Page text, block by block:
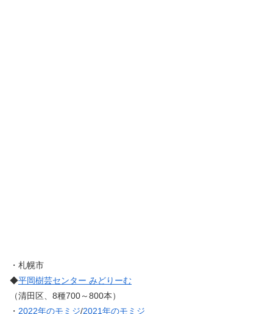
・札幌市
◆平岡樹芸センター みどりーむ
（清田区、8種700～800本）
・ 2022年のモミジ/2021年のモミジ